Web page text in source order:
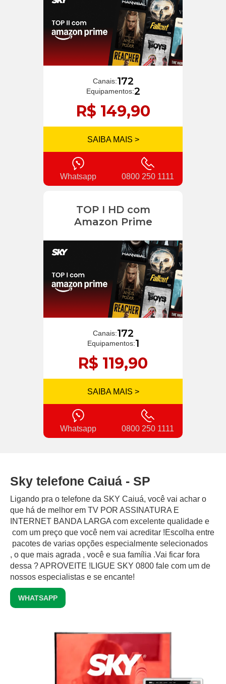
Canais:172
Equipamentos:2
R$ 149,90
SAIBA MAIS >
Whatsapp 0800 250 1111
TOP I HD com
Amazon Prime
Canais:172
Equipamentos:1
R$ 119,90
SAIBA MAIS >
Whatsapp 0800 250 1111
Sky telefone Caiuá - SP
Ligando pra o telefone da SKY Caiuá, você vai achar o
que há de melhor em TV POR ASSINATURA E
INTERNET BANDA LARGA com excelente qualidade e
com um preço que você nem vai acreditar !Escolha entre
pacotes de varias opções especialmente selecionados
, o que mais agrada , você e sua família .Vai ficar fora
dessa ? APROVEITE !LIGUE SKY 0800 fale com um de
nossos especialistas e se encante!
WHATSAPP